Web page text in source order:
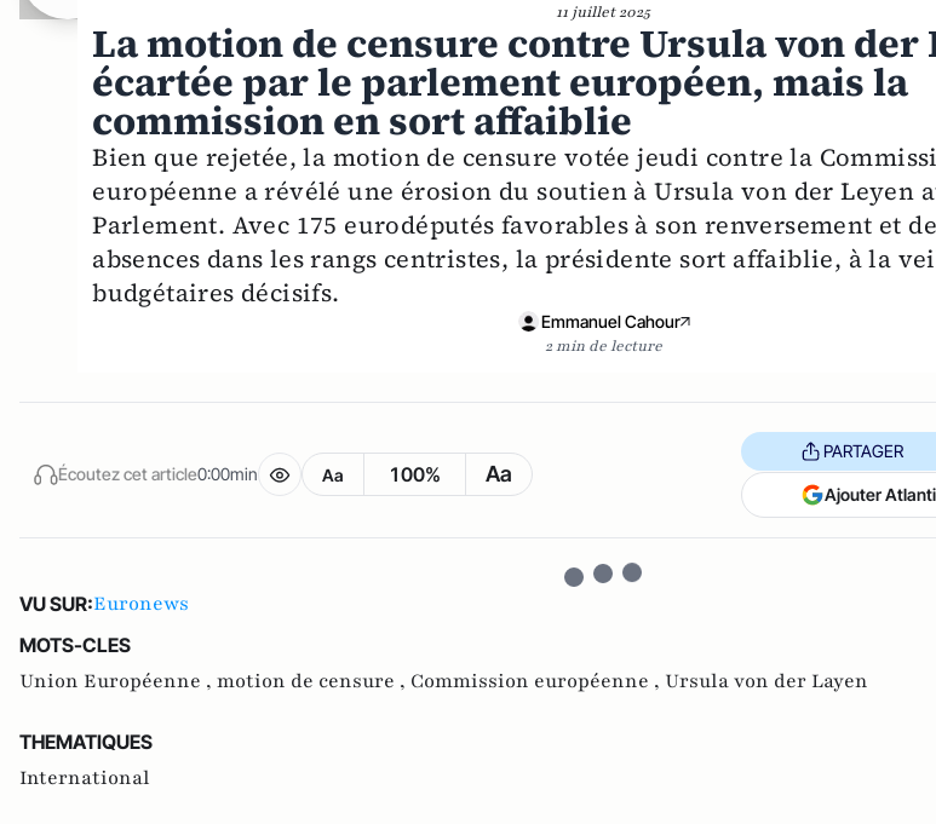
11 juillet 2025
La motion de censure contre Ursula von der
écartée par le parlement européen, mais la
commission en sort affaiblie
Bien que rejetée, la motion de censure votée jeudi contre la
européenne a révélé une érosion du soutien à Ursula von der Leyen
Parlement. Avec 175 eurodéputés favorables à son renversement et
absences dans les rangs centristes, la présidente sort affaiblie, à la
budgétaires décisifs.
Emmanuel Cahour
2 min de lecture
Écoutez cet article0:00min Aa 100% Aa
PARTAGER
Ajouter
VU SUR:Euronews
MOTS-CLES
Union Européenne , motion de censure , Commission européenne , Ursula von der Layen
THEMATIQUES
International